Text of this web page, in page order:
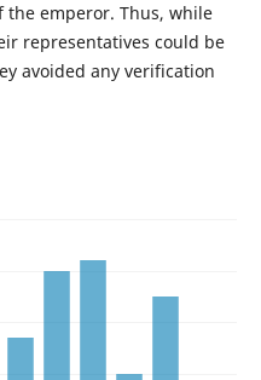
the emperor. Thus, while
representatives could be
avoided any verification